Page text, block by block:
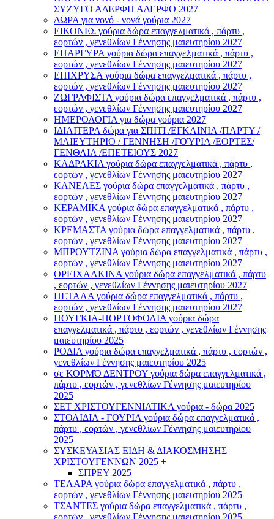
ΣΥΖΥΓΟ ΑΔΕΡΦΗ ΑΔΕΡΦΟ 2027
ΔΩΡΑ για νονό - νονά γούρια 2027
ΕΙΚΟΝΕΣ γούρια δώρα επαγγελματικά , πάρτυ ,
εορτών , γενεθλίων Γέννησης μαιευτηρίου 2027
ΕΠΑΡΓΥΡΑ γούρια δώρα επαγγελματικά , πάρτυ ,
εορτών , γενεθλίων Γέννησης μαιευτηρίου 2027
ΕΠΙΧΡΥΣΑ γούρια δώρα επαγγελματικά , πάρτυ ,
εορτών , γενεθλίων Γέννησης μαιευτηρίου 2027
ΖΩΓΡΑΦΙΣΤΑ γούρια δώρα επαγγελματικά , πάρτυ ,
εορτών , γενεθλίων Γέννησης μαιευτηρίου 2027
ΗΜΕΡΟΛΟΓΙΑ για δώρα γούρια 2027
ΙΔΙΑΙΤΕΡΑ δώρα για ΣΠΙΤΙ /ΕΓΚΑΙΝΙΑ /ΠΑΡΤΥ /
ΜΑΙΕΥΤΗΡΙΟ / ΓΕΝΝΗΣΗ /ΓΟΎΡΙΑ /ΕΟΡΤΕΣ/
ΓΕΝΘΛΙΑ /ΕΠΕΤΕΙΟΥΣ 2027
ΚΑΔΡΑΚΙΑ γούρια δώρα επαγγελματικά , πάρτυ ,
εορτών , γενεθλίων Γέννησης μαιευτηρίου 2027
ΚΑΝΕΛΕΣ γούρια δώρα επαγγελματικά , πάρτυ ,
εορτών , γενεθλίων Γέννησης μαιευτηρίου 2027
ΚΕΡΑΜΙΚΑ γούρια δώρα επαγγελματικά , πάρτυ ,
εορτών , γενεθλίων Γέννησης μαιευτηρίου 2027
ΚΡΕΜΑΣΤΑ γούρια δώρα επαγγελματικά , πάρτυ ,
εορτών , γενεθλίων Γέννησης μαιευτηρίου 2027
ΜΠΡΟΥΤΖΙΝΑ γούρια δώρα επαγγελματικά , πάρτυ ,
εορτών , γενεθλίων Γέννησης μαιευτηρίου 2027
ΟΡΕΙΧΑΛΚΙΝΑ γούρια δώρα επαγγελματικά , πάρτυ
, εορτών , γενεθλίων Γέννησης μαιευτηρίου 2027
ΠΕΤΑΛΑ γούρια δώρα επαγγελματικά , πάρτυ ,
εορτών , γενεθλίων Γέννησης μαιευτηρίου 2027
ΠΟΥΓΚΙΑ-ΠΟΡΤΟΦΟΛΙΑ γούρια δώρα
επαγγελματικά , πάρτυ , εορτών , γενεθλίων Γέννησης
μαιευτηρίου 2025
ΡΟΔΙΑ γούρια δώρα επαγγελματικά , πάρτυ , εορτών ,
γενεθλίων Γέννησης μαιευτηρίου 2025
σε ΚΟΡΜΌ ΔΕΝΤΡΟΥ γούρια δώρα επαγγελματικά ,
πάρτυ , εορτών , γενεθλίων Γέννησης μαιευτηρίου
2025
ΣΕΤ ΧΡΙΣΤΟΥΓΕΝΝΙΑΤΙΚΑ γούρια - δώρα 2025
ΣΤΟΛΙΔΙΑ - ΓΟΥΡΙΑ γούρια δώρα επαγγελματικά ,
πάρτυ , εορτών , γενεθλίων Γέννησης μαιευτηρίου
2025
ΣΥΣΚΕΥΑΣΙΑΣ ΕΙΔΗ & ΔΙΑΚΟΣΜΗΣΗΣ
ΧΡΙΣΤΟΥΓΕΝΝΩΝ 2025 +
ΣΠΡΕΥ 2025
ΤΕΛΑΡΑ γούρια δώρα επαγγελματικά , πάρτυ ,
εορτών , γενεθλίων Γέννησης μαιευτηρίου 2025
ΤΣΑΝΤΕΣ γούρια δώρα επαγγελματικά , πάρτυ ,
εορτών , γενεθλίων Γέννησης μαιευτηρίου 2025